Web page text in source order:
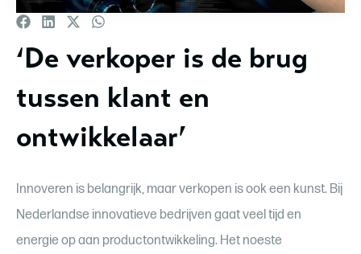
‘De verkoper is de brug
tussen klant en
ontwikkelaar’
Innoveren is belangrijk, maar verkopen is ook een kunst. Bij
Nederlandse innovatieve bedrijven gaat veel tijd en
energie op aan productontwikkeling. Het noeste